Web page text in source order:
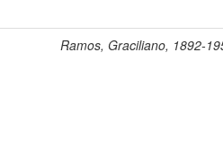
Ramos, Graciliano, 1892-